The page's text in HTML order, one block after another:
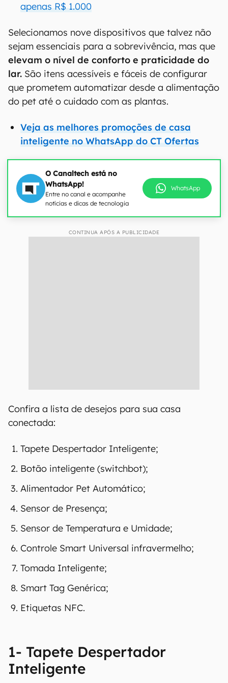
apenas R$ 1.000
Selecionamos nove dispositivos que talvez não
sejam essenciais para a sobrevivência, mas que
elevam o nível de conforto e praticidade do
lar. São itens acessíveis e fáceis de configurar
que prometem automatizar desde a alimentação
do pet até o cuidado com as plantas.
Veja as melhores promoções de casa
inteligente no WhatsApp do CT Ofertas
O Canaltech está no
WhatsApp!
Entre no canal e acompanhe
notícias e dicas de tecnologia
WhatsApp
CONTINUA APÓS A PUBLICIDADE
Confira a lista de desejos para sua casa
conectada:
Tapete Despertador Inteligente;
Botão inteligente (switchbot);
Alimentador Pet Automático;
Sensor de Presença;
Sensor de Temperatura e Umidade;
Controle Smart Universal infravermelho;
Tomada Inteligente;
Smart Tag Genérica;
Etiquetas NFC.
1- Tapete Despertador
Inteligente